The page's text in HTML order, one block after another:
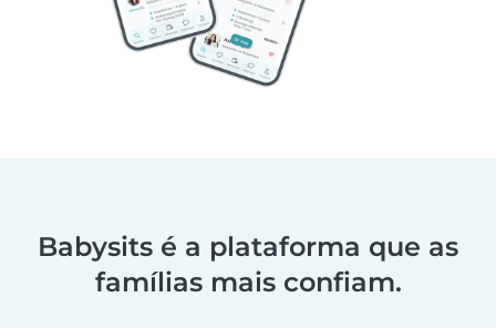
Babysits é a plataforma que as
famílias mais confiam.